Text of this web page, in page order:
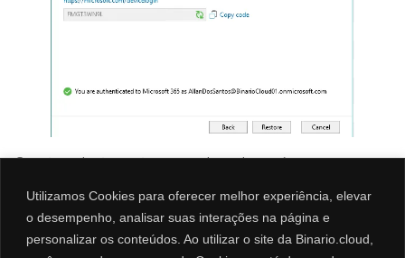
Utilizamos Cookies para oferecer melhor experiência, elevar
o desempenho, analisar suas interações na página e
personalizar os conteúdos. Ao utilizar o site da Binario.cloud,
O restore diretamente no onedrive do usuário vai se iniciar.